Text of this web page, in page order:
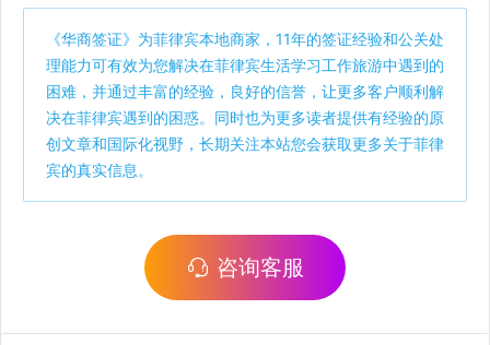
《华商签证》为菲律宾本地商家，11年的签证经验和公关处
理能力可有效为您解决在菲律宾生活学习工作旅游中遇到的
困难，并通过丰富的经验，良好的信誉，让更多客户顺利解
决在菲律宾遇到的困惑。同时也为更多读者提供有经验的原
创文章和国际化视野，长期关注本站您会获取更多关于菲律
宾的真实信息。
咨询客服